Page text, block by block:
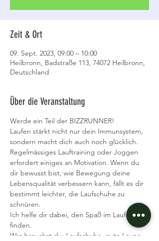
Zeit & Ort
09. Sept. 2023, 09:00 – 10:00
Heilbronn, Badstraße 113, 74072 Heilbronn,
Deutschland
Über die Veranstaltung
Werde ein Teil der BIZZRUNNER!
Laufen stärkt nicht nur dein Immunsystem,
sondern macht dich auch noch glücklich.
Regelmässiges Lauftraining oder Joggen
erfordert einiges an Motivation. Wenn du
dir bewusst bist, wie Bewegung deine
Lebensqualität verbessern kann, fällt es dir
bestimmt leichter, die Laufschuhe zu
schnüren.
Ich helfe dir dabei, den Spaß im Laufen zu
finden.
Was brauchst du: Laufschuhe, gute Laune